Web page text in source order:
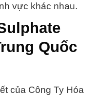
vực khác nhau.
Quốc
của Công Ty Hóa